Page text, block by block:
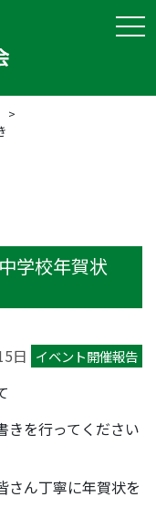
学校年賀状
日 イベント開催報告
きを行ってください
さん丁寧に年賀状を